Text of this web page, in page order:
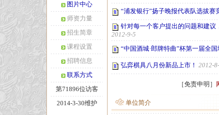
图片中心
师资力量
招生简章
课程设置
招聘信息
联系方式
第71896位访客
2014-3-30维护
“浦发银行”扬子晚报代表队选拔赛
针对每一个客户提出的问题和建议
2012-9-5
“中国酒城·郎牌特曲”杯第一届全
弘弈棋具八月份新品上市！ 2012-
［免责申明］
单位简介